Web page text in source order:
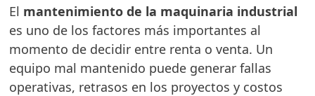
El mantenimiento de la maquinaria industrial
es uno de los factores más importantes al
momento de decidir entre renta o venta. Un
equipo mal mantenido puede generar fallas
operativas, retrasos en los proyectos y costos